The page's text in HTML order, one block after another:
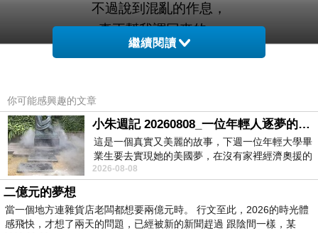
不過說到混亂的作息，
真正幫我調回來的，
是這隻意外走進我人生的小貓咪。
繼續閱讀
你可能感興趣的文章
小朱週記 20260808_一位年輕人逐夢的真實故事
這是一個真實又美麗的故事，下週一位年輕大學畢
業生要去實現她的美國夢，在沒有家裡經濟奧援的
情況下，靠著自我努力工作累積出國基
2026-08-08
二億元的夢想
當一個地方連雜貨店老闆都想要兩億元時。 行文至此，2026的時光體
感飛快，才想了兩天的問題，已經被新的新聞趕過 跟陰間一樣，某